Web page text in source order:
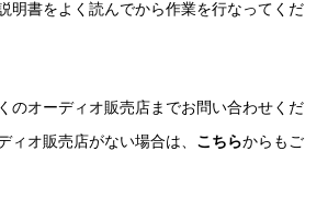
明書をよく読んでから作業を行なってくだ
のオーディオ販売店までお問い合わせくだ
ィオ販売店がない場合は、 こちらからもご